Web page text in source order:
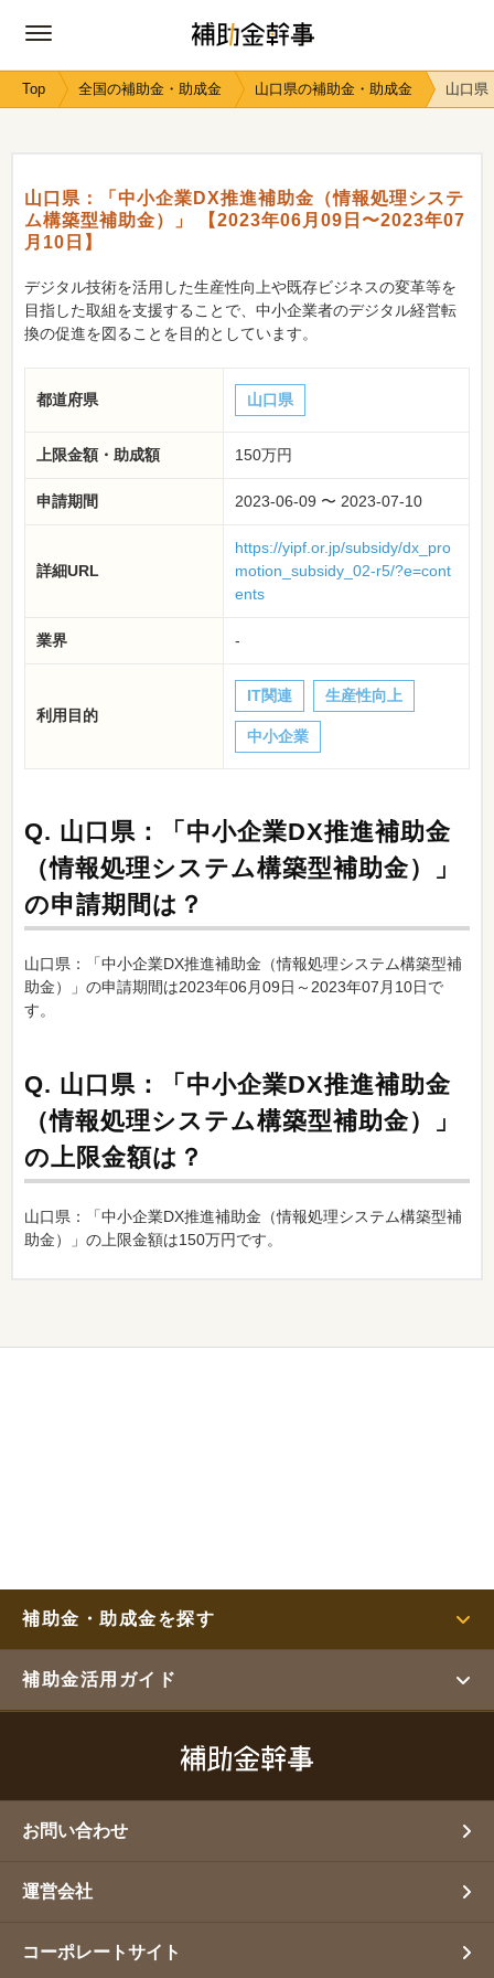
Top 全国の補助金・助成金 山口県の補助金・助成金 山口県
山口県：「中小企業DX推進補助金（情報処理システ
ム構築型補助金）」 【2023年06月09日〜2023年07
月10日】
デジタル技術を活用した生産性向上や既存ビジネスの変革等を
目指した取組を支援することで、中小企業者のデジタル経営転
換の促進を図ることを目的としています。
都道府県 山口県
上限金額・助成額 150万円
申請期間 2023-06-09 〜 2023-07-10
詳細URL
https://yipf.or.jp/subsidy/dx_pro
motion_subsidy_02-r5/?e=cont
ents
業界 -
利用目的
IT関連 生産性向上
中小企業
Q. 山口県：「中小企業DX推進補助金
（情報処理システム構築型補助金）」
の申請期間は？
山口県：「中小企業DX推進補助金（情報処理システム構築型補
助金）」の申請期間は2023年06月09日～2023年07月10日で
す。
Q. 山口県：「中小企業DX推進補助金
（情報処理システム構築型補助金）」
の上限金額は？
山口県：「中小企業DX推進補助金（情報処理システム構築型補
助金）」の上限金額は150万円です。
補助金・助成金を探す
補助金活用ガイド
お問い合わせ
運営会社
コーポレートサイト